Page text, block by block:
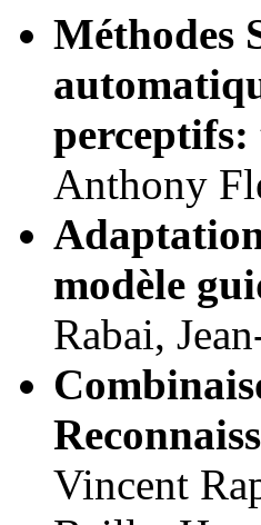
Méthodes
perceptifs:
Anthony
modèle
Rabai,
Vincent